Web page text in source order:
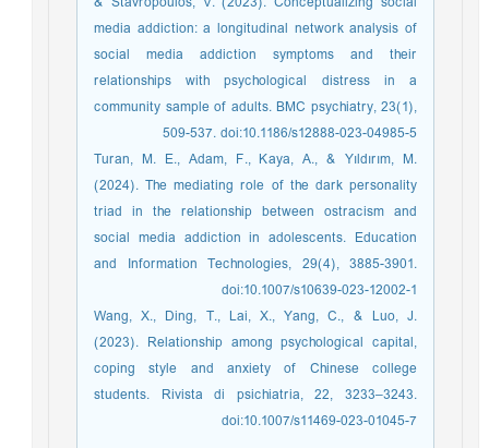
media addiction: a longitudinal network analysis of
social media addiction symptoms and their
relationships with psychological distress in a
community sample of adults. BMC psychiatry, 23(1),
509-537. doi:10.1186/s12888-023-04985-5
Turan, M. E., Adam, F., Kaya, A., & Yıldırım, M.
(2024). The mediating role of the dark personality
triad in the relationship between ostracism and
social media addiction in adolescents. Education
and Information Technologies, 29(4), 3885-3901.
doi:10.1007/s10639-023-12002-1
Wang, X., Ding, T., Lai, X., Yang, C., & Luo, J.
(2023). Relationship among psychological capital,
coping style and anxiety of Chinese college
students. Rivista di psichiatria, 22, 3233–3243.
doi:10.1007/s11469-023-01045-7